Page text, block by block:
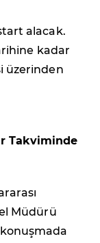
alacak.
kadar
üzerinden
Takviminde
Müdürü